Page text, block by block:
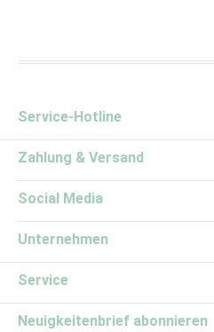
Service-Hotline
Zahlung & Versand
Social Media
Unternehmen
Service
Neuigkeitenbrief abonnieren